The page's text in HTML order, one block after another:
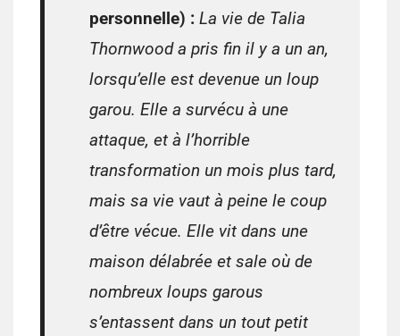
personnelle) : La vie de Talia
Thornwood a pris fin il y a un an,
lorsqu’elle est devenue un loup
garou. Elle a survécu à une
attaque, et à l’horrible
transformation un mois plus tard,
mais sa vie vaut à peine le coup
d’être vécue. Elle vit dans une
maison délabrée et sale où de
nombreux loups garous
s’entassent dans un tout petit